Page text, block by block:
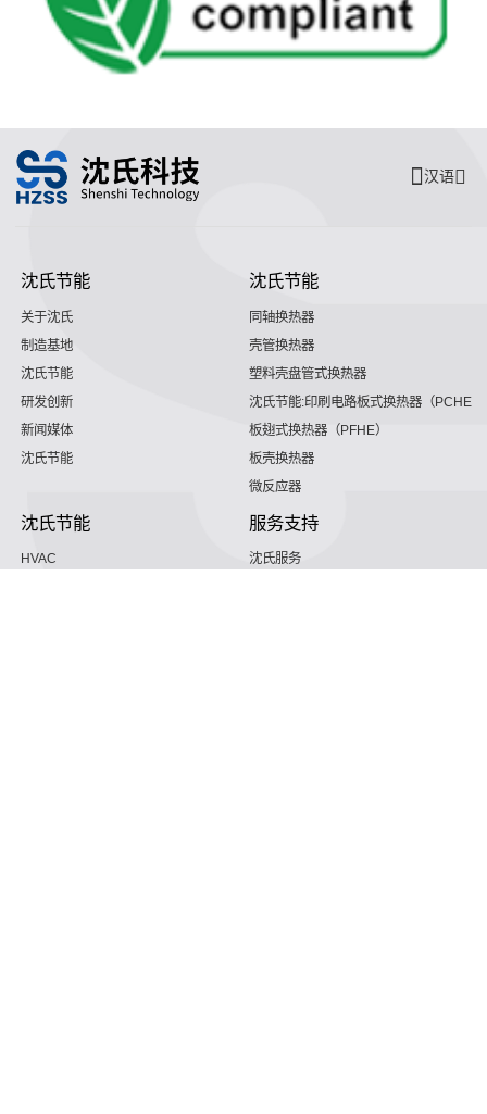
汉语
沈氏节能
关于沈氏
制造基地
沈氏节能
研发创新
新闻媒体
沈氏节能
沈氏节能
同轴换热器
壳管换热器
塑料壳盘管式换热器
沈氏节能:印刷电路板式换热器（PCHE）
板翅式换热器（PFHE）
板壳换热器
微反应器
沈氏节能
HVAC
服务支持
沈氏服务